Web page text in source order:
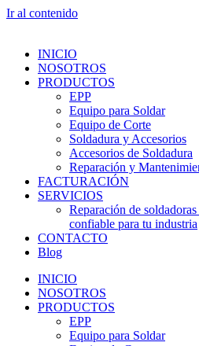
Ir al contenido
INICIO
NOSOTROS
PRODUCTOS
EPP
Equipo para Soldar
Equipo de Corte
Soldadura y Accesorios
Accesorios de Soldadura
Reparación y
FACTURACIÓN
SERVICIOS
Reparación de
confiable para tu industria
CONTACTO
Blog
INICIO
NOSOTROS
PRODUCTOS
EPP
Equipo para Soldar